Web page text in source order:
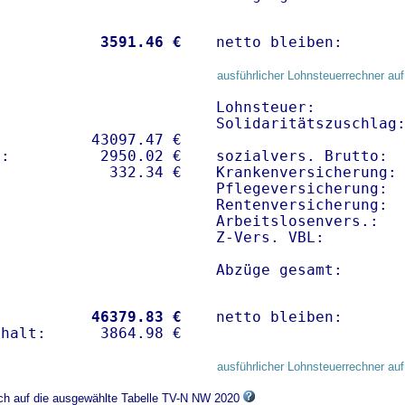
3591.46 € netto
ausführlicher Lohnsteuerrechner
43097.47 €
2950.02 €
Lohnsteuer:
sozialvers. Brutto:
Rentenversicherung:
Arbeitslosenvers.:
Z-Vers. VBL:
Abzüge gesamt:
46379.83 €
netto
ausführlicher Lohnsteuerrechner
auf die ausgewählte Tabelle TV-N NW 2020